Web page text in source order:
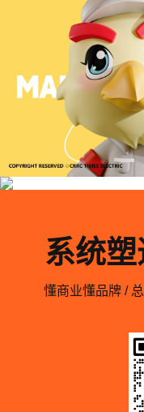
系统塑
懂商业懂品牌 /